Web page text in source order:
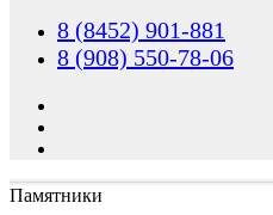
8 (8452) 901-881
8 (908) 550-78-06
Памятники